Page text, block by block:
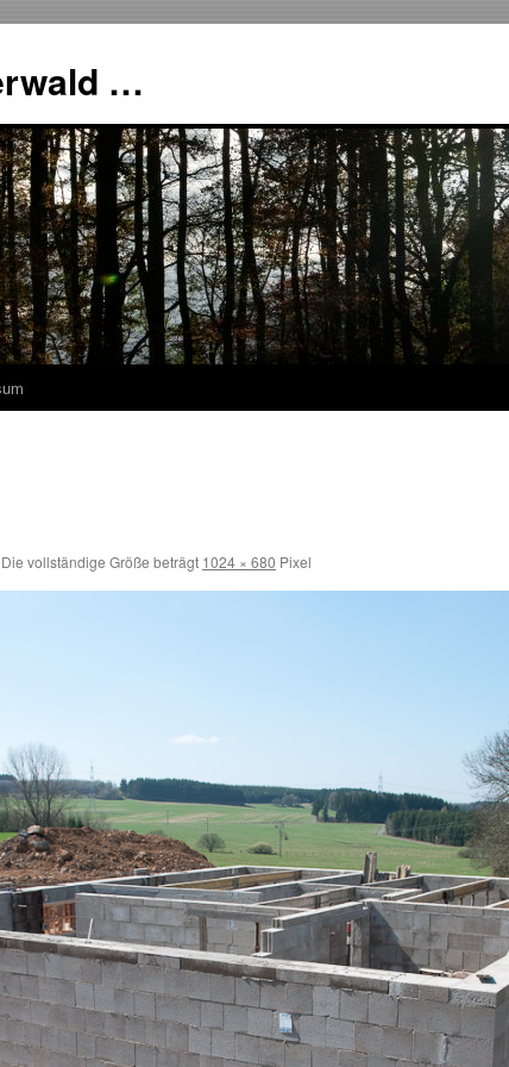
…
Die vollständige Größe beträgt 1024 × 680 Pixel